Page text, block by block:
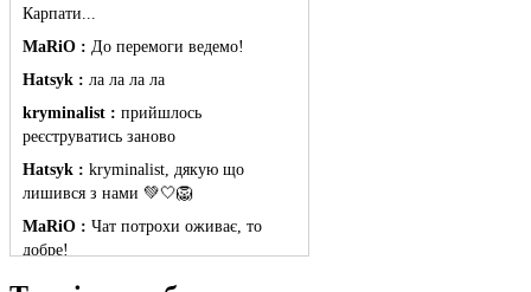
Карпати...
MaRiO : До перемоги ведемо!
Hatsyk : ла ла ла ла
kryminalist : прийшлось
реєструватись заново
Hatsyk : kryminalist, дякую що
лишився з нами 💚🤍🦁
MaRiO : Чат потрохи оживає, то
добре!
MaRiO :
Знов у клубі бардак...